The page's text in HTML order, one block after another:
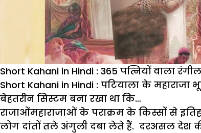
Short Kahani in Hindi : 365 पत्नियों वाला
Short Kahani in Hindi : पटियाला के
बेहतरीन सिस्टम बना रखा था कि…
राजाओंमहाराजाओं के पराक्रम के किस्सों से
लोग दांतों तले अंगुली दबा लेते हैं. दरअसल देश